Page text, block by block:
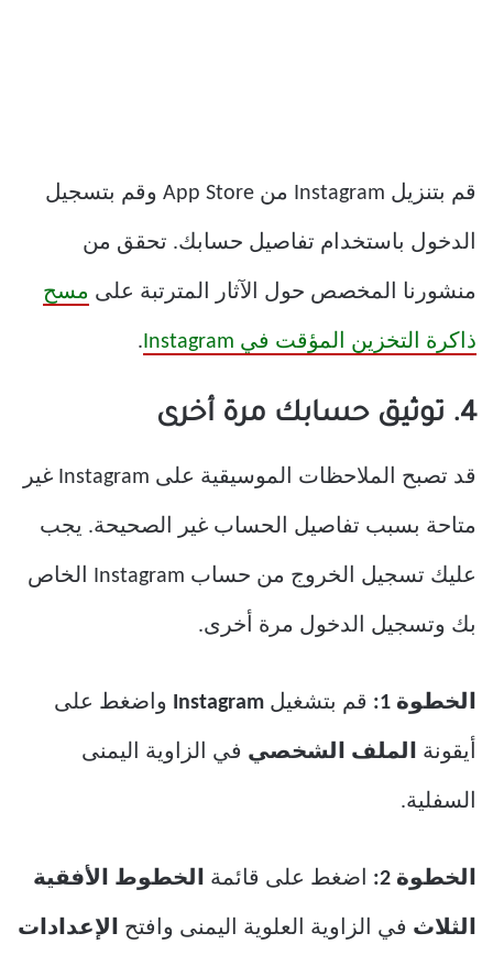
قم بتنزيل Instagram من App Store وقم بتسجيل
الدخول باستخدام تفاصيل حسابك. تحقق من
منشورنا المخصص حول الآثار المترتبة على مسح
ذاكرة التخزين المؤقت في Instagram .
4. توثيق حسابك مرة أخرى
قد تصبح الملاحظات الموسيقية على Instagram غير
متاحة بسبب تفاصيل الحساب غير الصحيحة. يجب
عليك تسجيل الخروج من حساب Instagram الخاص
بك وتسجيل الدخول مرة أخرى.
الخطوة 1: قم بتشغيل Instagram واضغط على
أيقونة الملف الشخصي في الزاوية اليمنى
السفلية.
الخطوة 2: اضغط على قائمة الخطوط الأفقية
الثلاث في الزاوية العلوية اليمنى وافتح الإعدادات